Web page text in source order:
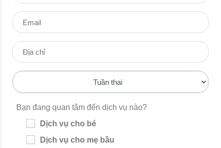
Bạn đang quan tâm đến dịch vụ nào?
Dịch vụ cho bé
Dịch vụ cho mẹ bầu